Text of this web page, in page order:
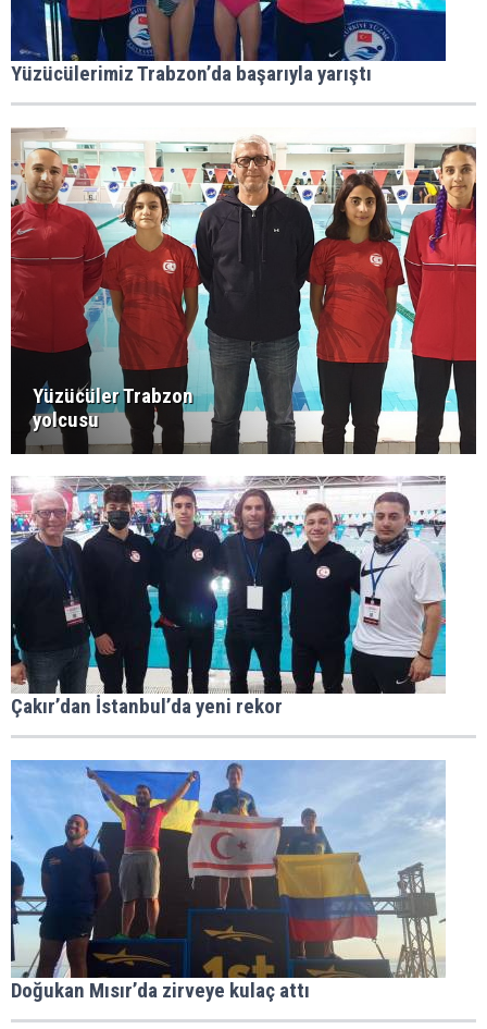
Yüzücülerimiz Trabzon’da başarıyla yarıştı
Yüzücüler Trabzon
yolcusu
Çakır’dan İstanbul’da yeni rekor
Doğukan Mısır’da zirveye kulaç attı